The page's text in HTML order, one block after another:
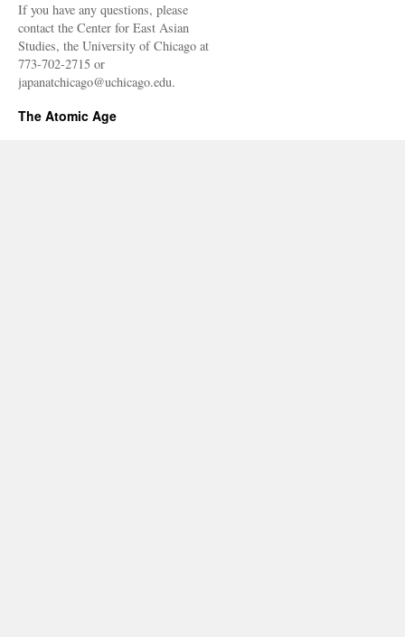
If you have any questions, please
contact the Center for East Asian
Studies, the University of Chicago at
773-702-2715 or
japanatchicago@uchicago.edu.
The Atomic Age